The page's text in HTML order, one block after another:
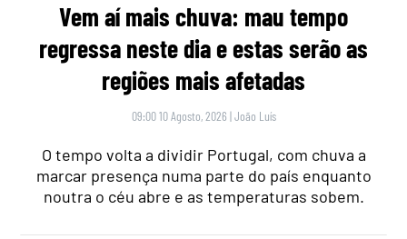
Vem aí mais chuva: mau tempo
regressa neste dia e estas serão as
regiões mais afetadas
09:00 10 Agosto, 2026 |João Luís
O tempo volta a dividir Portugal, com chuva a
marcar presença numa parte do país enquanto
noutra o céu abre e as temperaturas sobem.